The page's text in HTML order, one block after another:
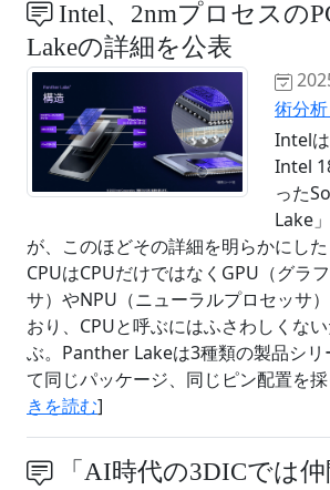
Intel、2nmプロセスの
Lakeの詳細を公表
術分析
Intel
Intel
った
Lake
が、このほどその詳細を明らかにし
CPUはCPUだけではなくGPU（グラ
サ）やNPU（ニューラルプロセッサ
おり、CPUと呼ぶにはふさわしくな
ぶ。Panther Lakeは3種類の製品シリ
て同じパッケージ、同じピン配置を
きを読む]
「AI時代の3DICでは仲